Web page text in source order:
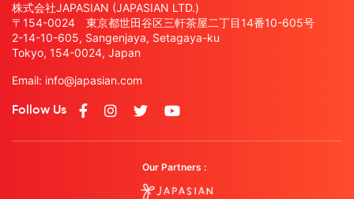
株式会社JAPASIAN (JAPASIAN LTD.)
〒154-0024 東京都世田谷区三軒茶屋二丁目14番10-605号
2-14-10-605, Sangenjaya, Setagaya-ku
Tokyo, 154-0024, Japan
Email: info@japasian.com
Follow Us
Our Partners :